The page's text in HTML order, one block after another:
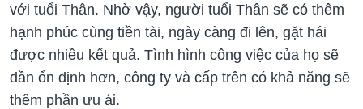
với tuổi Thân. Nhờ vậy, người tuổi Thân sẽ có thêm
hạnh phúc cùng tiền tài, ngày càng đi lên, gặt hái
được nhiều kết quả. Tình hình công việc của họ sẽ
dần ổn định hơn, công ty và cấp trên có khả năng sẽ
thêm phần ưu ái.